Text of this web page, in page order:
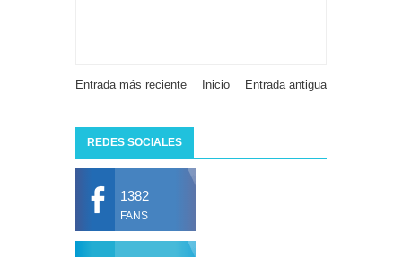
Entrada más reciente Entrada antigua
Inicio
REDES SOCIALES
1382
FANS